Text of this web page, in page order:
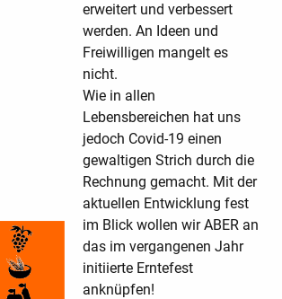
erweitert und verbessert
werden. An Ideen und
Freiwilligen mangelt es
nicht.
Wie in allen
Lebensbereichen hat uns
jedoch Covid-19 einen
gewaltigen Strich durch die
Rechnung gemacht. Mit der
aktuellen Entwicklung fest
im Blick wollen wir ABER an
das im vergangenen Jahr
initiierte Erntefest
anknüpfen!